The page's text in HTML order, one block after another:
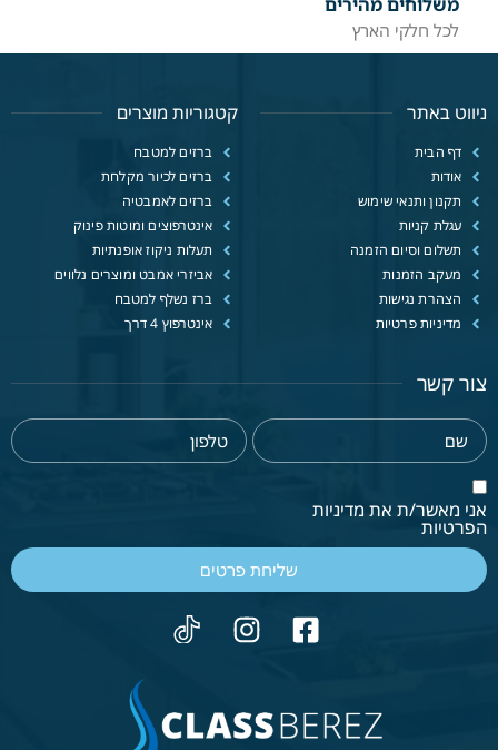
לכל חלקי הארץ
ניווט באתר
דף הבית
אודות
תקנון ותנאי שימוש
עגלת קניות
תשלום וסיום הזמנה
מעקב הזמנות
הצהרת נגישות
מדיניות פרטיות
קטגוריות מוצרים
ברזים למטבח
ברזים לכיור מקלחת
ברזים לאמבטיה
אינטרפוצים ומוטות פינוק
תעלות ניקוז אופנתיות
אביזרי אמבט ומוצרים נלווים
ברז נשלף למטבח
אינטרפוץ 4 דרך
צור קשר
אני מאשר/ת את מדיניות
הפרטיות
שליחת פרטים